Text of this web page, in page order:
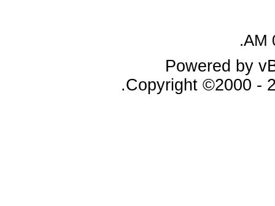
.
Powered by
Copyright ©2000 -